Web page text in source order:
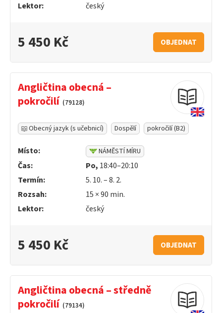
Lektor:
český
5 450 Kč OBJEDNAT
Angličtina obecná –
pokročilí (79128)
Obecný jazyk (s učebnicí) Dospělí pokročilí (B2)
Místo: NÁMĚSTÍ MÍRU
Čas: Po, 18:40–20:10
Termín:
5. 10. – 8. 2.
Rozsah:
15 ×90 min.
Lektor:
český
5 450 Kč OBJEDNAT
Angličtina obecná – středně
pokročilí (79134)